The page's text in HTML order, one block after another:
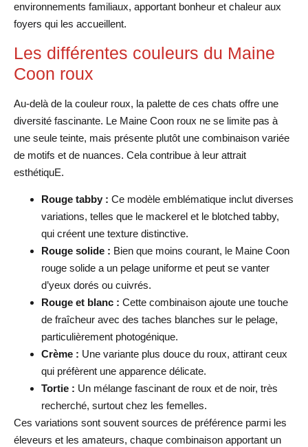
environnements familiaux, apportant bonheur et chaleur aux
foyers qui les accueillent.
Les différentes couleurs du Maine
Coon roux
Au-delà de la couleur roux, la palette de ces chats offre une
diversité fascinante. Le Maine Coon roux ne se limite pas à
une seule teinte, mais présente plutôt une combinaison variée
de motifs et de nuances. Cela contribue à leur attrait
esthétiquE.
Rouge tabby : Ce modèle emblématique inclut diverses
variations, telles que le mackerel et le blotched tabby,
qui créent une texture distinctive.
Rouge solide : Bien que moins courant, le Maine Coon
rouge solide a un pelage uniforme et peut se vanter
d’yeux dorés ou cuivrés.
Rouge et blanc : Cette combinaison ajoute une touche
de fraîcheur avec des taches blanches sur le pelage,
particulièrement photogénique.
Crème : Une variante plus douce du roux, attirant ceux
qui préfèrent une apparence délicate.
Tortie : Un mélange fascinant de roux et de noir, très
recherché, surtout chez les femelles.
Ces variations sont souvent sources de préférence parmi les
éleveurs et les amateurs, chaque combinaison apportant un